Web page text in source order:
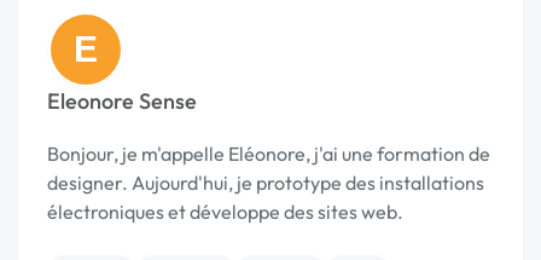
E
Eleonore Sense
Bonjour, je m'appelle Eléonore, j'ai une formation de
designer. Aujourd'hui, je prototype des installations
électroniques et développe des sites web.